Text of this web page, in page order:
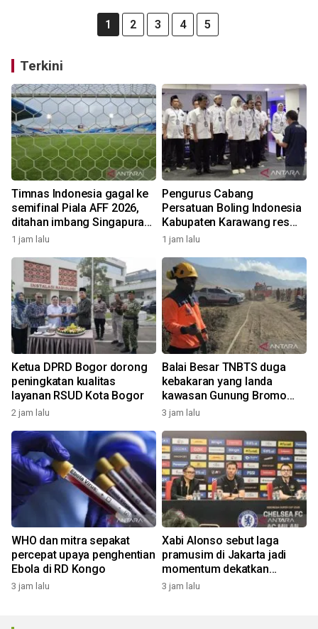
1 2 3 4 5
Terkini
Timnas Indonesia gagal ke
semifinal Piala AFF 2026,
ditahan imbang Singapura
1-1
1 jam lalu
Pengurus Cabang
Persatuan Boling Indonesia
Kabupaten Karawang resmi
terbentuk
1 jam lalu
Ketua DPRD Bogor dorong
peningkatan kualitas
layanan RSUD Kota Bogor
2 jam lalu
Balai Besar TNBTS duga
kebakaran yang landa
kawasan Gunung Bromo
karena aktivitas manusia
3 jam lalu
WHO dan mitra sepakat
percepat upaya penghentian
Ebola di RD Kongo
3 jam lalu
Xabi Alonso sebut laga
pramusim di Jakarta jadi
momentum dekatkan
Chelsea dengan penggemar
3 jam lalu